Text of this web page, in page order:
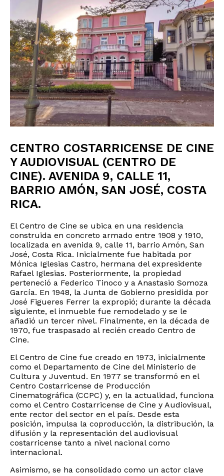
CENTRO COSTARRICENSE DE CINE
Y AUDIOVISUAL (CENTRO DE
CINE). AVENIDA 9, CALLE 11,
BARRIO AMÓN, SAN JOSÉ, COSTA
RICA.
El Centro de Cine se ubica en una residencia
construida en concreto armado entre 1908 y 1910,
localizada en avenida 9, calle 11, barrio Amón, San
José, Costa Rica. Inicialmente fue habitada por
Mónica Iglesias Castro, hermana del expresidente
Rafael Iglesias. Posteriormente, la propiedad
perteneció a Federico Tinoco y a Anastasio Somoza
García. En 1948, la Junta de Gobierno presidida por
José Figueres Ferrer la expropió; durante la década
siguiente, el inmueble fue remodelado y se le
añadió un tercer nivel. Finalmente, en la década de
1970, fue traspasado al recién creado Centro de
Cine.
El Centro de Cine fue creado en 1973, inicialmente
como el Departamento de Cine del Ministerio de
Cultura y Juventud. En 1977 se transformó en el
Centro Costarricense de Producción
Cinematográfica (CCPC) y, en la actualidad, funciona
como el Centro Costarricense de Cine y Audiovisual,
ente rector del sector en el país. Desde esta
posición, impulsa la coproducción, la distribución, la
difusión y la representación del audiovisual
costarricense tanto a nivel nacional como
internacional.
Asimismo, se ha consolidado como un actor clave